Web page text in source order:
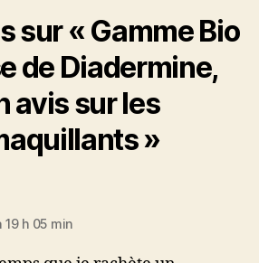
sur « Gamme Bio
de Diadermine,
avis sur les
»
19 h 05 min